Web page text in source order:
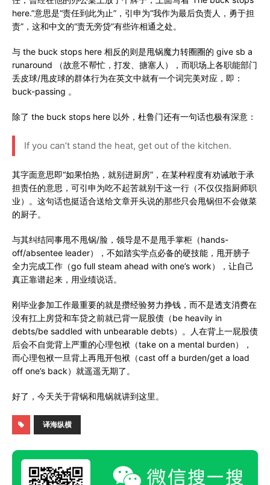
here.”意思是“责任到此为止”，引申为“我作为最后负责人，勇于担
责”，这和中文的“责无旁贷”有些许相通之处。
与 the buck stops here 相反的则是甩锅魔力转圈圈的 give sb a
runaround （故意不帮忙，打发、搪塞人），而职场上各职能部门
丢皮球/甩皮球的群体行为在英文中就有一个词完美对应，即：
buck-passing 。
除了 the buck stops here 以外，杜鲁门还有一句话也极有深意：
If you can’t stand the heat, get out of the kitchen.
其字面意思即“如果怕热，就别进厨房”，在某种程度有劝诫敢于承
担责任的意思，可引申为吃不起苦就别干这一行（不仅仅指厨师职
业）。这句话也挺适合送给文章开头说的那些只会甩锅但不会做菜
的厨子。
与其纠结同事甩不甩锅/脸，领导是不是甩手掌柜（hands-
off/absentee leader），不如踏实学点必备的硬技能，甩开膀子
全力完成工作（go full steam ahead with one’s work），让自己
真正靠谱起来，用业绩说话。
刚毕业参加工作最重要的就是攒经验努力挣钱，而不是透支消费在
没有扛上房贷和车贷之前就已背一屁股债（be heavily in
debts/be saddled with unbearable debts）。人在背上一屁股债
后会不自觉背上严重的心理包袱（take on a mental burden），
而心理包袱一旦背上再甩开包袱（cast off a burden/get a load
off one’s back）就遥遥无期了。
好了，今天关于背锅和甩锅就讲到这里。
译海纵横